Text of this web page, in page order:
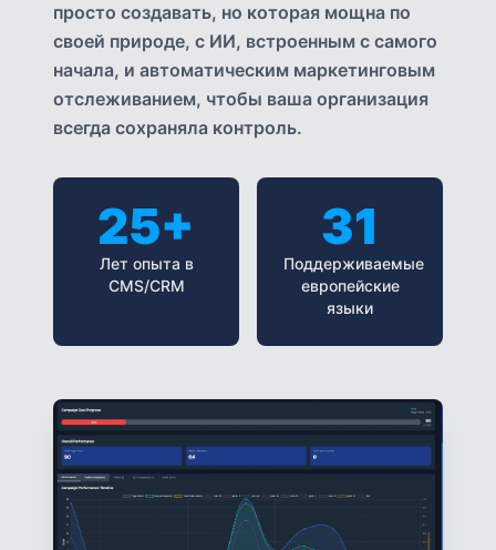
просто создавать, но которая мощна по
своей природе, с ИИ, встроенным с самого
начала, и автоматическим маркетинговым
отслеживанием, чтобы ваша организация
всегда сохраняла контроль.
25+
Лет опыта в
CMS/CRM
31
Поддерживаемые
европейские
языки